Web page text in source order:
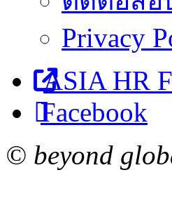
Privacy
ASIA HR
Facebook
© beyond